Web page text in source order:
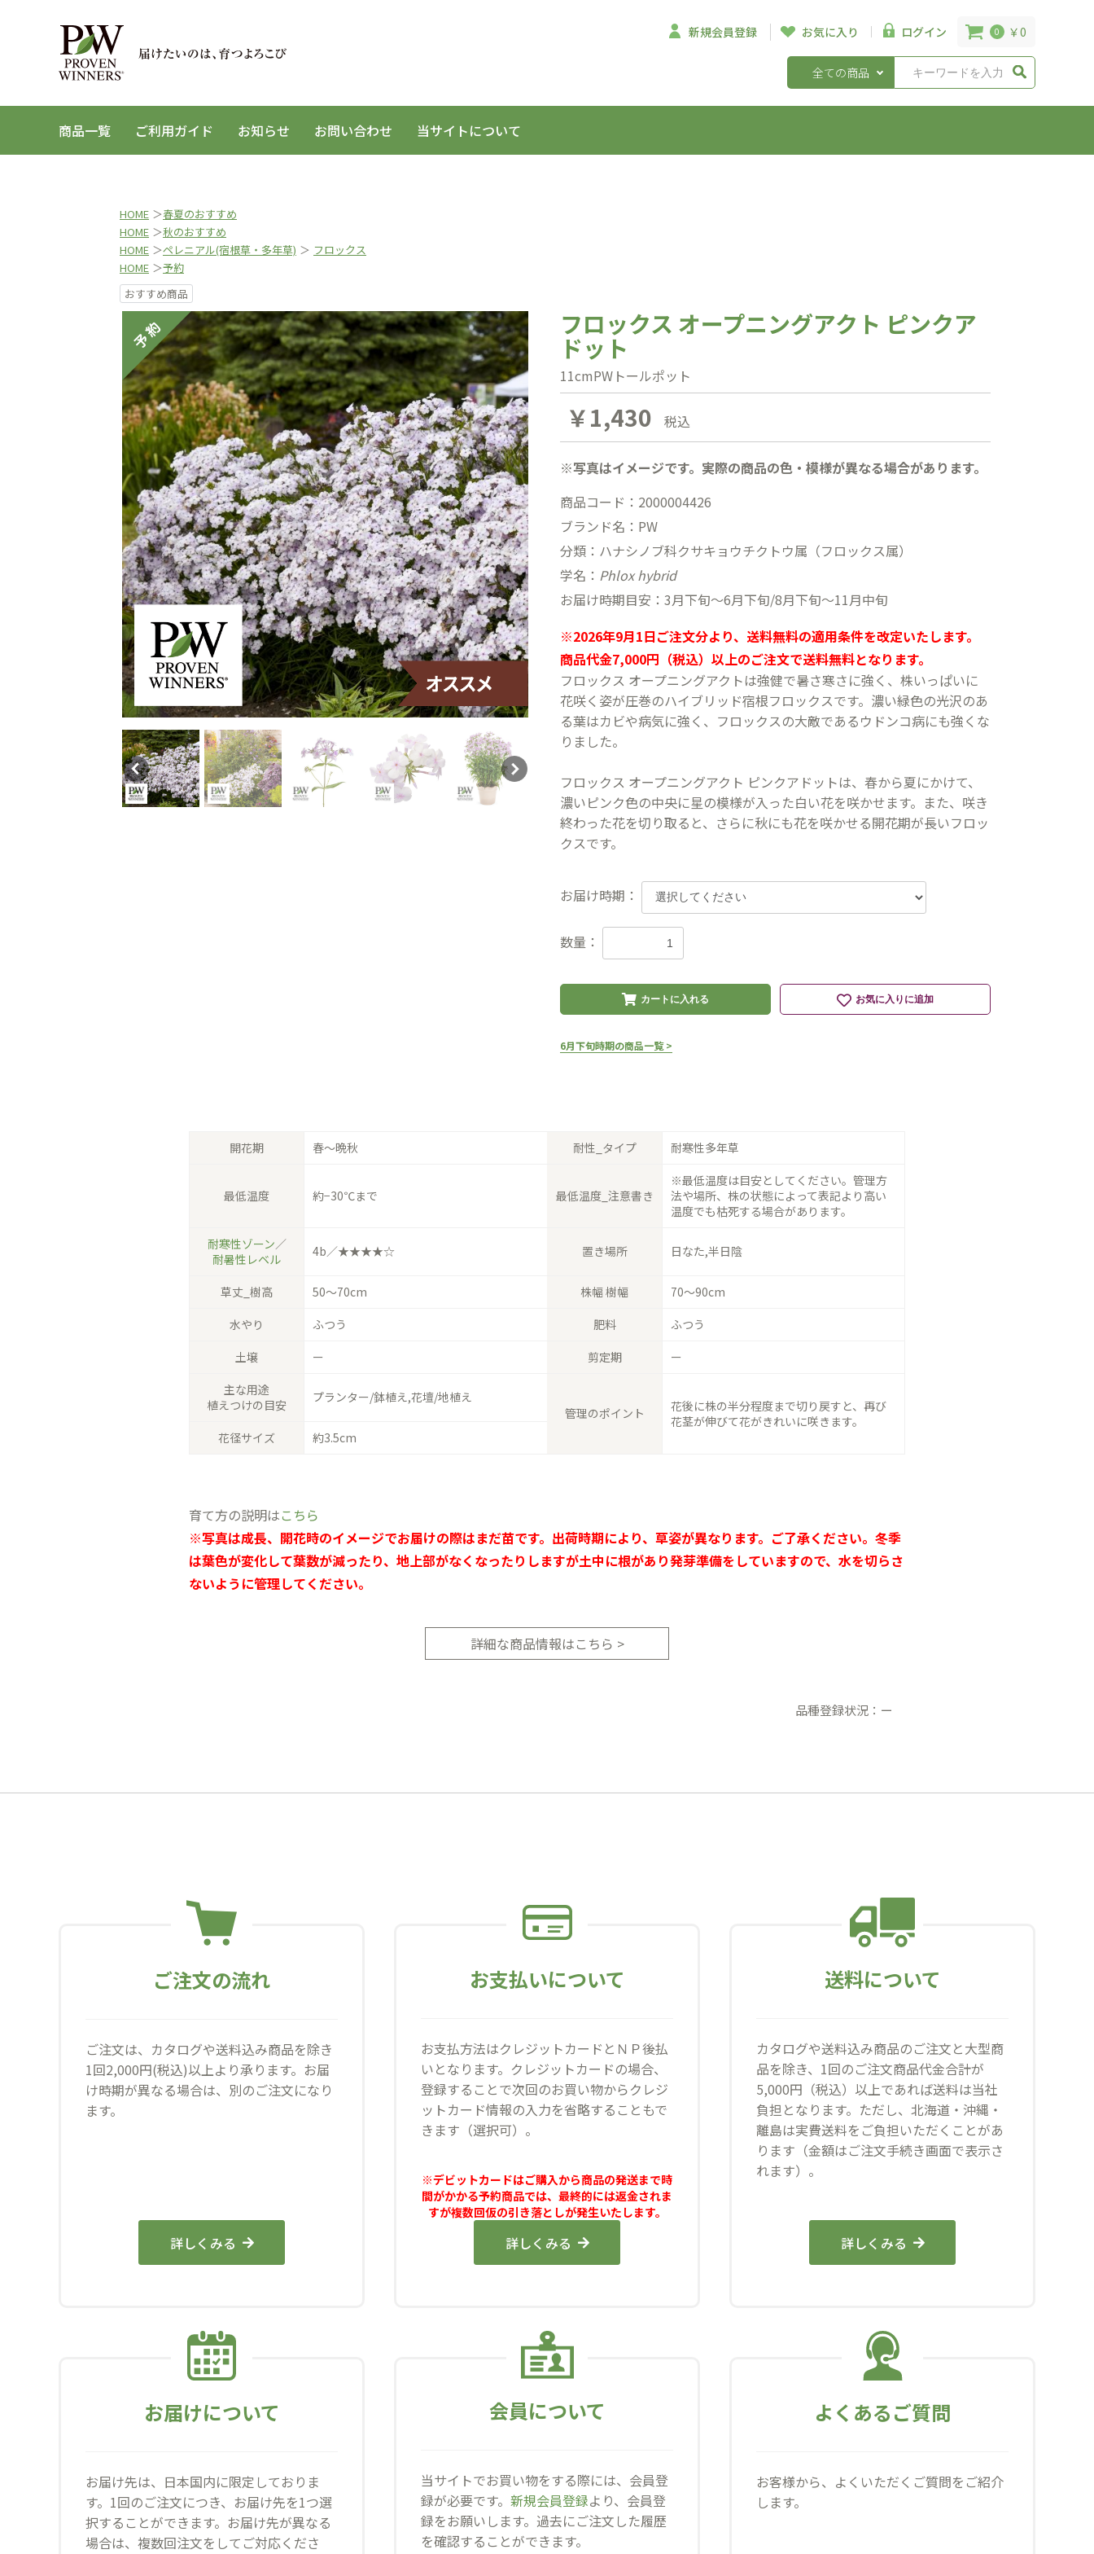
新規会員登録 お気に入り ログイン 0 ￥0
全ての商品
商品一覧 ご利用ガイド お知らせ お問い合わせ 当サイトについて
HOME ＞春夏のおすすめ
HOME ＞秋のおすすめ
HOME ＞ペレニアル(宿根草・多年草) ＞ フロックス
HOME ＞予約
おすすめ商品
フロックス オープニングアクト ピンクア
ドット
11cmPWトールポット
￥1,430 税込
※写真はイメージです。実際の商品の色・模様が異なる場合があります。
商品コード：2000004426
ブランド名：PW
分類：ハナシノブ科クサキョウチクトウ属（フロックス属）
学名： Phlox hybrid
お届け時期目安：3月下旬〜6月下旬/8月下旬〜11月中旬
※2026年9月1日ご注文分より、送料無料の適用条件を改定いたします。
商品代金7,000円（税込）以上のご注文で送料無料となります。
フロックス オープニングアクトは強健で暑さ寒さに強く、株いっぱいに
花咲く姿が圧巻のハイブリッド宿根フロックスです。濃い緑色の光沢のあ
る葉はカビや病気に強く、フロックスの大敵であるウドンコ病にも強くな
りました。
フロックス オープニングアクト ピンクアドットは、春から夏にかけて、
濃いピンク色の中央に星の模様が入った白い花を咲かせます。また、咲き
終わった花を切り取ると、さらに秋にも花を咲かせる開花期が長いフロッ
クスです。
お届け時期：
数量：
カートに入れる お気に入りに追加
6月下旬時期の商品一覧 >
開花期 春〜晩秋 耐性_タイプ 耐寒性多年草
最低温度 約−30℃まで 最低温度_注意書き
※最低温度は目安としてください。管理方
法や場所、株の状態によって表記より高い
温度でも枯死する場合があります。
耐寒性ゾーン／
耐暑性レベル
4b／★★★★☆ 置き場所 日なた,半日陰
草丈_樹高 50〜70cm 株幅 樹幅
70〜90cm
水やり
ふつう 肥料
ふつう
土壌
ー 剪定期
ー
主な用途
植えつけの目安
プランター/鉢植え,花壇/地植え
管理のポイント
花後に株の半分程度まで切り戻すと、再び
花茎が伸びて花がきれいに咲きます。
花径サイズ
約3.5cm
育て方の説明はこちら
※写真は成長、開花時のイメージでお届けの際はまだ苗です。出荷時期により、草姿が異なります。ご了承ください。冬季
は葉色が変化して葉数が減ったり、地上部がなくなったりしますが土中に根があり発芽準備をしていますので、水を切らさ
ないように管理してください。
詳細な商品情報はこちら >
品種登録状況：ー
ご注文の流れ
ご注文は、カタログや送料込み商品を除き
1回2,000円(税込)以上より承ります。お届
け時期が異なる場合は、別のご注文になり
ます。
詳しくみる
お支払いについて
お支払方法はクレジットカードとＮＰ後払
いとなります。クレジットカードの場合、
登録することで次回のお買い物からクレジ
ットカード情報の入力を省略することもで
きます（選択可）。
※デビットカードはご購入から商品の発送まで時
間がかかる予約商品では、最終的には返金されま
すが複数回仮の引き落としが発生いたします。
詳しくみる
送料について
カタログや送料込み商品のご注文と大型商
品を除き、1回のご注文商品代金合計が
5,000円（税込）以上であれば送料は当社
負担となります。ただし、北海道・沖縄・
離島は実費送料をご負担いただくことがあ
ります（金額はご注文手続き画面で表示さ
れます）。
詳しくみる
お届けについて
お届け先は、日本国内に限定しておりま
す。1回のご注文につき、お届け先を1つ選
択することができます。お届け先が異なる
場合は、複数回注文をしてご対応くださ
会員について
当サイトでお買い物をする際には、会員登
録が必要です。 新規会員登録より、会員登
録をお願いします。過去にご注文した履歴
を確認することができます。
よくあるご質問
お客様から、よくいただくご質問をご紹介
します。